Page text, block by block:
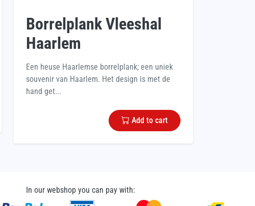
Borrelplank Vleeshal
Haarlem
Een heuse Haarlemse borrelplank; een uniek
souvenir van Haarlem. Het design is met de
hand get...
Add to cart
In our webshop you can pay with: